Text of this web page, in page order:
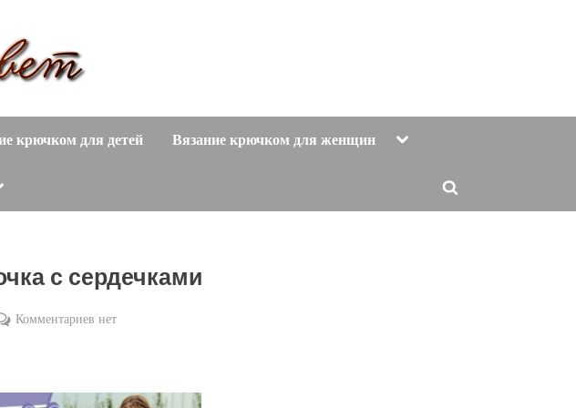
крючком для детей Вязание крючком для женщин Toggle
Toggle
с сердечками
Комментариев кнет